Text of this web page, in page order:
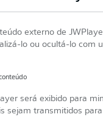
externo de
lo ou ocultá-lo com
será exibido para
sejam transmitidos para